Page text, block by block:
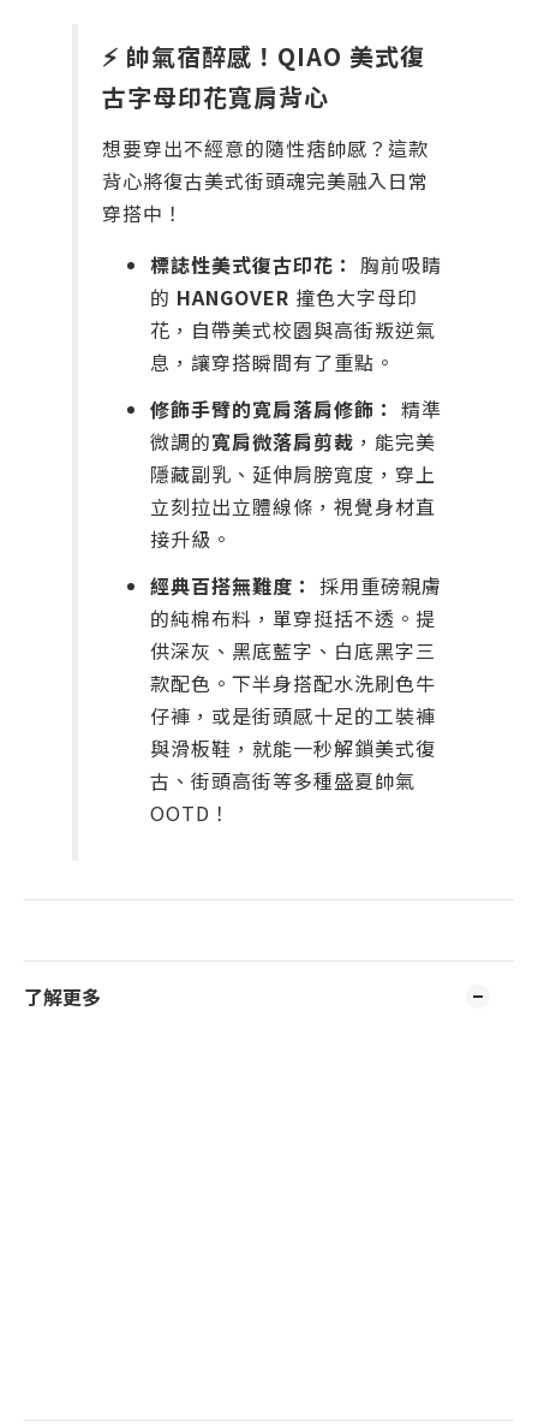
⚡ 帥氣宿醉感！QIAO 美式復
古字母印花寬肩背心
想要穿出不經意的隨性痞帥感？這款
背心將復古美式街頭魂完美融入日常
穿搭中！
標誌性美式復古印花： 胸前吸睛
的 HANGOVER 撞色大字母印
花，自帶美式校園與高街叛逆氣
息，讓穿搭瞬間有了重點。
修飾手臂的寬肩落肩修飾： 精準
微調的寬肩微落肩剪裁 ，能完美
隱藏副乳、延伸肩膀寬度，穿上
立刻拉出立體線條，視覺身材直
接升級。
經典百搭無難度： 採用重磅親膚
的純棉布料，單穿挺括不透。提
供深灰、黑底藍字、白底黑字三
款配色。下半身搭配水洗刷色牛
仔褲，或是街頭感十足的工裝褲
與滑板鞋，就能一秒解鎖美式復
古、街頭高街等多種盛夏帥氣
OOTD！
了解更多